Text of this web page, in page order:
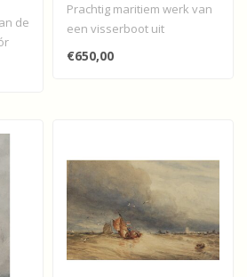
de
Prachtig maritiem werk van
een visserboot uit
Vlaardingen.
€650,00